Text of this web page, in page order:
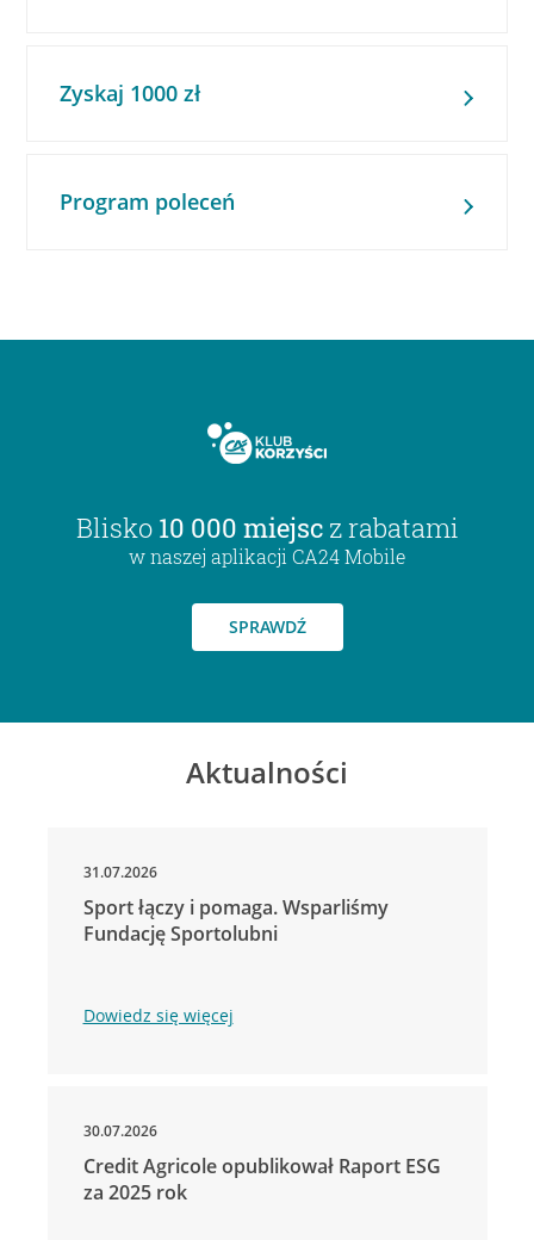
Zyskaj 1000 zł
Program poleceń
Blisko 10 000 miejsc z rabatami
w naszej aplikacji CA24 Mobile
SPRAWDŹ
Aktualności
31.07.2026
Sport łączy i pomaga. Wsparliśmy
Fundację Sportolubni
Dowiedz się więcej
30.07.2026
Credit Agricole opublikował Raport ESG
za 2025 rok